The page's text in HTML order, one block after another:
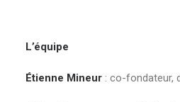
L’équipe
Étienne Mineur : co-fondateur,